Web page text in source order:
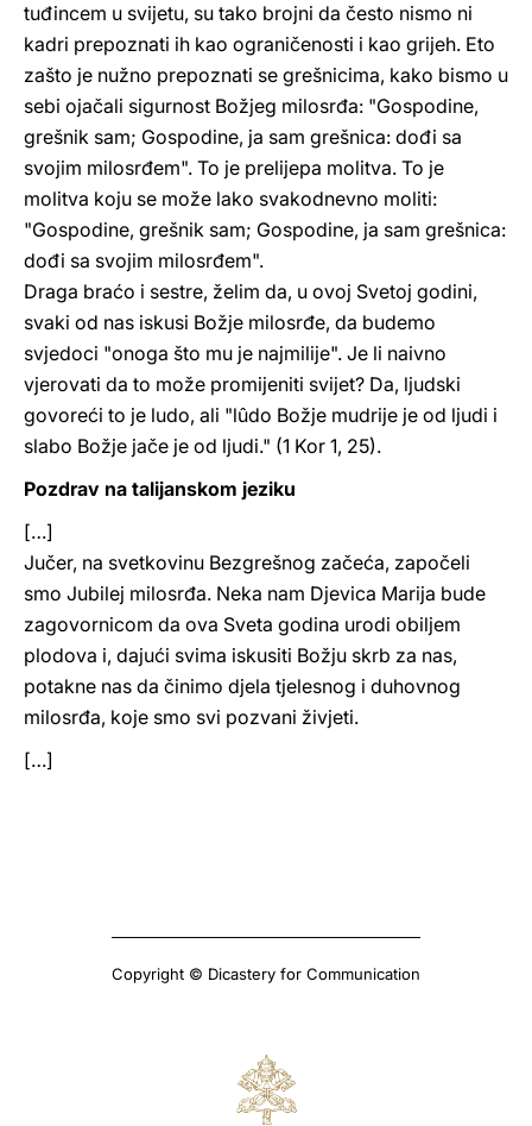
tuđincem u svijetu, su tako brojni da često nismo ni
kadri prepoznati ih kao ograničenosti i kao grijeh. Eto
zašto je nužno prepoznati se grešnicima, kako bismo u
sebi ojačali sigurnost Božjeg milosrđa: "Gospodine,
grešnik sam; Gospodine, ja sam grešnica: dođi sa
svojim milosrđem". To je prelijepa molitva. To je
molitva koju se može lako svakodnevno moliti:
"Gospodine, grešnik sam; Gospodine, ja sam grešnica:
dođi sa svojim milosrđem".
Draga braćo i sestre, želim da, u ovoj Svetoj godini,
svaki od nas iskusi Božje milosrđe, da budemo
svjedoci "onoga što mu je najmilije". Je li naivno
vjerovati da to može promijeniti svijet? Da, ljudski
govoreći to je ludo, ali "lûdo Božje mudrije je od ljudi i
slabo Božje jače je od ljudi." (1 Kor 1, 25).
Pozdrav na talijanskom jeziku
[…]
Jučer, na svetkovinu Bezgrešnog začeća, započeli
smo Jubilej milosrđa. Neka nam Djevica Marija bude
zagovornicom da ova Sveta godina urodi obiljem
plodova i, dajući svima iskusiti Božju skrb za nas,
potakne nas da činimo djela tjelesnog i duhovnog
milosrđa, koje smo svi pozvani živjeti.
[…]
Copyright © Dicastery for Communication